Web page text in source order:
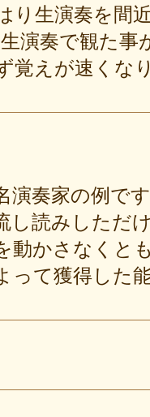
り生演奏を間
演奏で観た
覚えが速くな
演奏家の例で
し読みしただ
動かさなくと
って獲得した